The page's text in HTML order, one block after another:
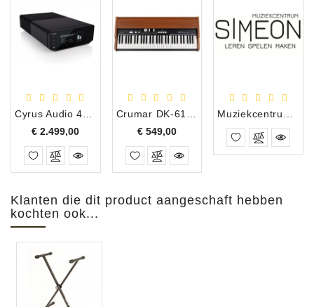
€ 2.499,00Prijs
€ 549,00Prijs
Klanten die dit product aangeschaft hebben
kochten ook...